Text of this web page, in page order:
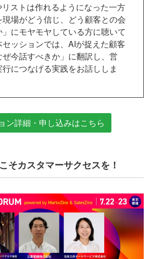
ストは作れるようになった一方
場がどう信じ、どう顧客との会
にモヤモヤしている方に聴いて
ッションでは、AIが捉えた顧客
今話すべきか」に翻訳し、営
につなげる実践をお話ししま
ン詳細・申し込みはこちら
そカスタマーサクセスを！